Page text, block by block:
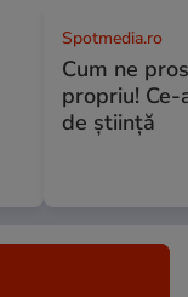
Spotmedia.ro
Cum ne
propriu!
de știință